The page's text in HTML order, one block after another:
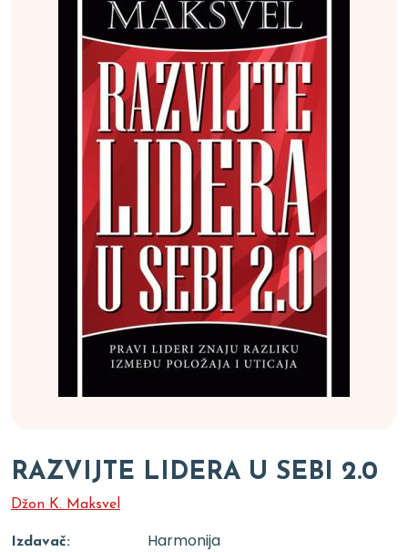
RAZVIJTE LIDERA U SEBI 2.0
Džon K. Maksvel
Izdavač: Harmonija